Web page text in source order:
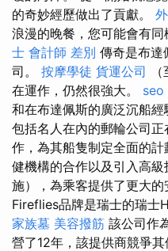
的奇妙經歷做出了貢獻。
浪漫的晚餐，您可能會有同
士 會計師 差別 傳奇是布達
司。 按摩學徒 貨運公司
在運作，仍然很強大。 seo
和在布達佩斯的廣泛沉船經
包括名人在內的郵輪公司
作，為其船隻制定全面的計
健機構的合作以及引入高
施），為乘客提供了更大的
Fireflies品牌是瑞士的瑞士
家族墓 美容撥筋 該公司作
營了12年，該提供商競爭